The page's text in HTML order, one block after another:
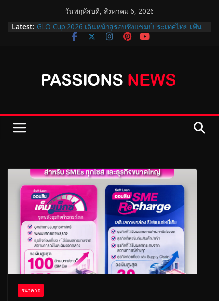
วันพฤหัสบดี, สิงหาคม 6, 2026
Latest: GLO Cup 2026 เดินหน้าสู่รอบชิงแชมป์ประเทศไทย เฟ้น
หาสุดยอดเยาวชนไปญี่ปุ่น!
ต่อปี
ปิดฉาก GLO Cup 2026 THE FINAL ….คว้า แชมป์
กรมธนารักษ์ จัดแสดงนิทรรศการเหรียญ “สิริกษาปณศิลป์”
น้อมรำลึกพระมหากรุณาธิคุณสมเด็จพระบรมราชชนนี
ธนาคาร